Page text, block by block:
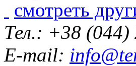
смотреть
Тел.: +38
E-mail: